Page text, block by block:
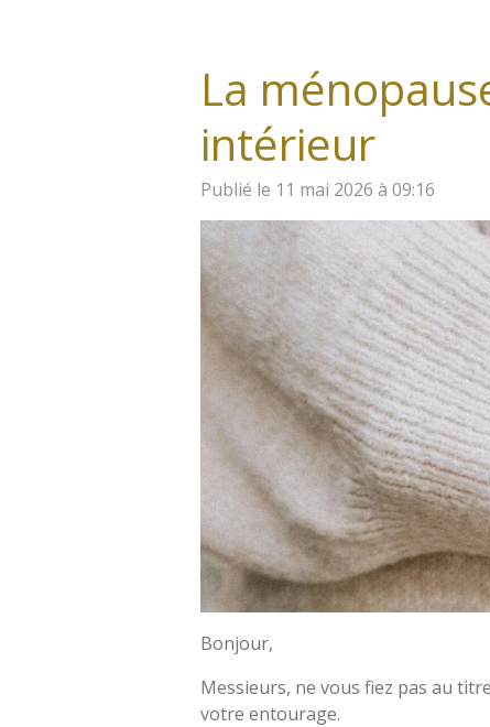
La
intérieur
Publié le 11 mai 2026 à 09:16
Bonjour,
Messieurs, ne vous fiez pas au
votre entourage.